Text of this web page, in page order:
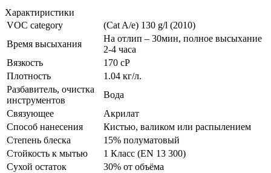
Характиристики
VOC category
(Cat A/e) 130 g/l (2010)
Время высыхания
На отлип – 30мин, полное высыхание
2-4 часа
Вязкость
170 сР
Плотность
1.04 кг/л.
Разбавитель, очистка
инструментов
Вода
Связующее
Акрилат
Способ нанесения
Кистью, валиком или распылением
Степень блеска
15% полуматовый
Стойкость к мытью
1 Класс (EN 13 300)
Сухой остаток
30% от объёма